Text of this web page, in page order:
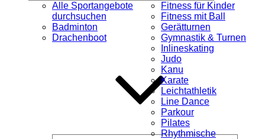
Alle Sportangebote
durchsuchen
Badminton
Drachenboot
Fitness für Kinder
Fitness mit Ball
Gerätturnen
Gymnastik & Turnen
Inlineskating
Judo
Kanu
Karate
Leichtathletik
Line Dance
Parkour
Pilates
Rhythmische